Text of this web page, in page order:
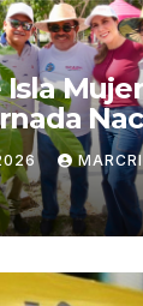
2026